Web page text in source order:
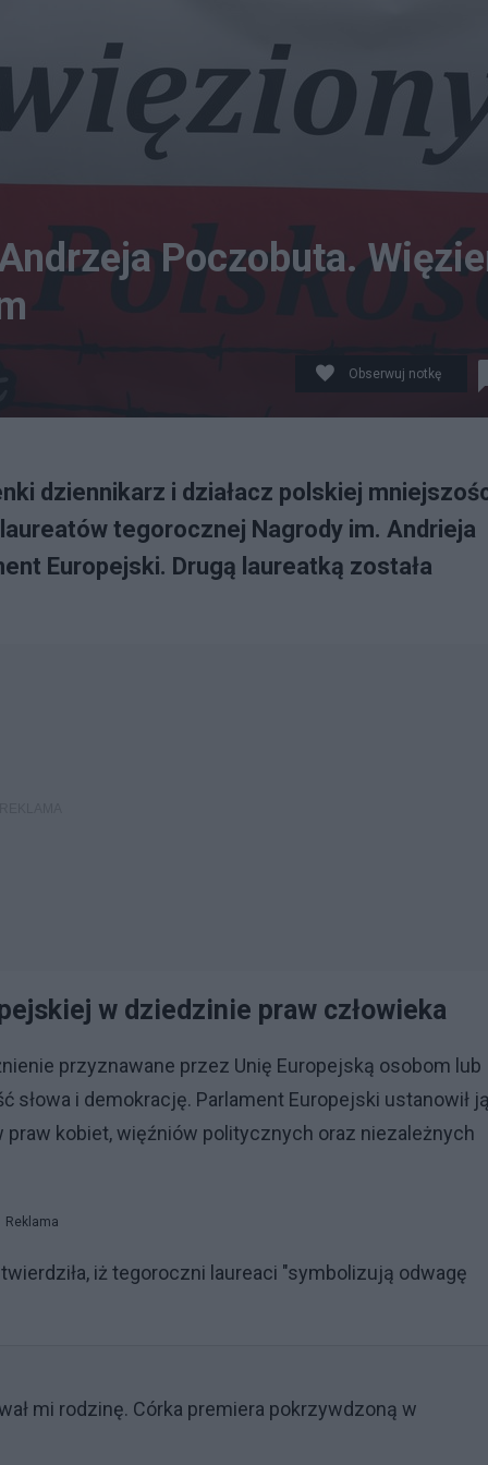
Poczobuta.
Obserwuj notkę
dziennikarz i działacz polskiej
tegorocznej Nagrody im. Andrieja
Europejski. Drugą laureatką została
w dziedzinie praw człowieka
przyznawane przez Unię Europejską osobom lub
i demokrację. Parlament Europejski ustanowił
praw kobiet, więźniów politycznych oraz niezależnych
Reklama
iż tegoroczni laureaci "symbolizują odwagę
mi rodzinę. Córka premiera pokrzywdzoną w